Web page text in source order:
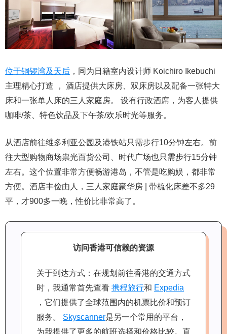
位于铜锣湾及天后 ，同为日籍室内设计师 Koichiro Ikebuchi
主理精心打造 ， 酒店提供大床房、双床房以及配备一张特大
床和一张单人床的三人家庭房。 设有行政酒席，为客人提供
咖啡/茶、特色饮品及下午茶/欢乐时光等服务。
从酒店前往维多利亚公园及港铁站只需步行10分钟左右。前
往大型购物商场祟光百货公司、时代广场也只需步行15分钟
左右。这个位置非常方便畅游港岛，不管是吃购娱，都非常
方便。酒店丰俭由人，三人家庭豪华房 | 带梳化床差不多29
平，才900多一晚，性价比非常高了。
访问香港可信赖的资源
关于到达方式：在规划前往香港的交通方式
时，我通常首先查看 携程旅行和 Expedia
，它们提供了全球范围内的机票比价和预订
服务。 Skyscanner是另一个常用的平台，
为我提供了更多的航班选择和价格比较。直